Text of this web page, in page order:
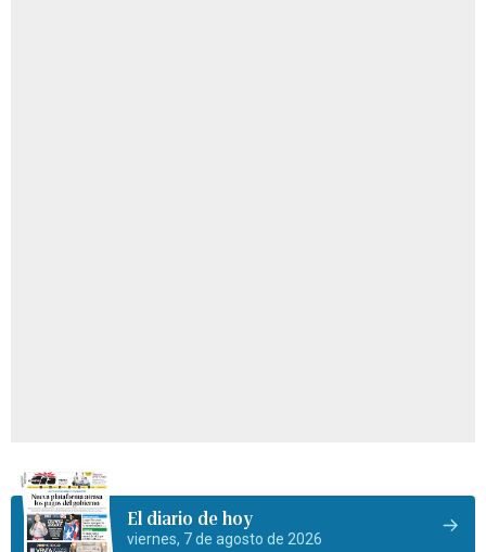
El diario de hoy
viernes, 7 de agosto de 2026